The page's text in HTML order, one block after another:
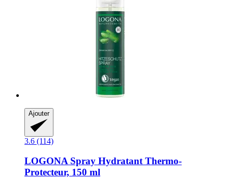
Ajouter
3.6 (114)
LOGONA Spray Hydratant Thermo-​
Protecteur, 150 ml